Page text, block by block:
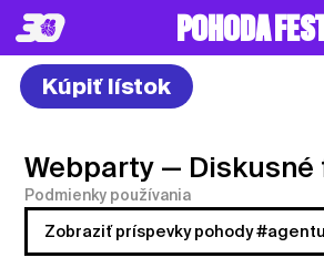
POHODA
Kúpiť lístok
Webparty — Diskusné
Podmienky používania
Zobraziť príspevky pohody